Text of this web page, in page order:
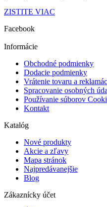
ZISTITE VIAC
Facebook
Informácie
Obchodné podmienky
Dodacie podmienky
Vrátenie tovaru a
Spracovanie osobných
Používanie súborov
Kontakt
Katalóg
Nové produkty
Akcie a zľavy
Mapa stránok
Najpredávanejšie
Blog
Zákaznícky účet